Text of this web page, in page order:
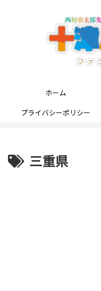
ホーム
プライバシーポリシー
三重県